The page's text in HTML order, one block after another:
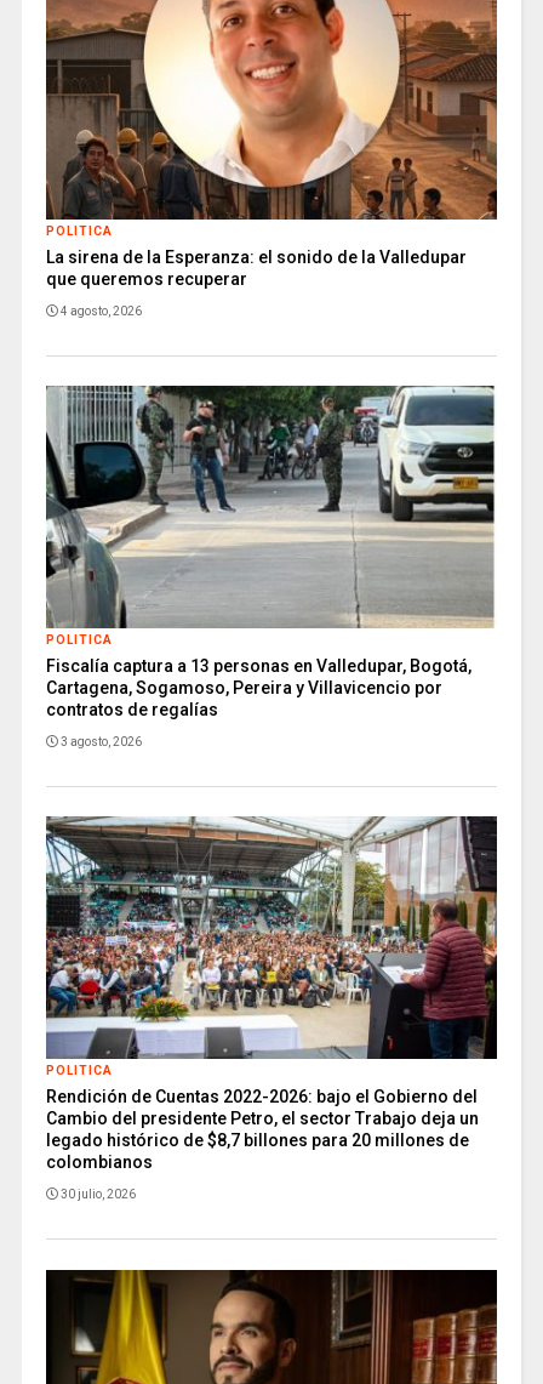
POLITICA
La sirena de la Esperanza: el sonido de la Valledupar
que queremos recuperar
4 agosto, 2026
POLITICA
Fiscalía captura a 13 personas en Valledupar, Bogotá,
Cartagena, Sogamoso, Pereira y Villavicencio por
contratos de regalías
3 agosto, 2026
POLITICA
Rendición de Cuentas 2022-2026: bajo el Gobierno del
Cambio del presidente Petro, el sector Trabajo deja un
legado histórico de $8,7 billones para 20 millones de
colombianos
30 julio, 2026